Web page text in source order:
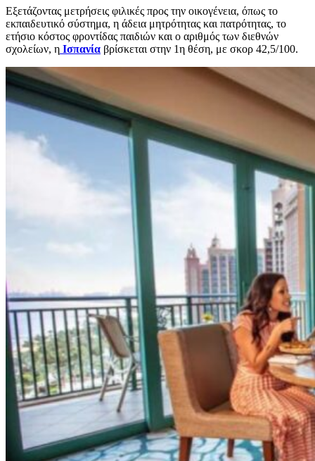
Εξετάζοντας μετρήσεις φιλικές προς την οικογένεια, όπως το
εκπαιδευτικό σύστημα, η άδεια μητρότητας και πατρότητας, το
ετήσιο κόστος φροντίδας παιδιών και ο αριθμός των διεθνών
σχολείων, η Ισπανία βρίσκεται στην 1η θέση, με σκορ 42,5/100.